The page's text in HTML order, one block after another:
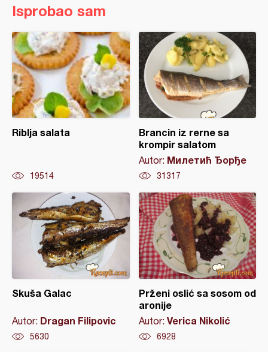
Isprobao sam
Riblja salata
19514
Brancin iz rerne sa
krompir salatom
Autor: Милетић Ђорђе
31317
Skuša Galac
Autor: Dragan Filipovic
5630
Prženi oslić sa sosom od
aronije
Autor: Verica Nikolić
6928